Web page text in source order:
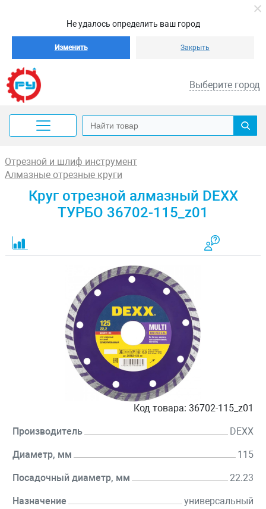
Не удалось определить ваш город
Изменить Закрыть
Выберите город
Отрезной и шлиф инструмент
Алмазные отрезные круги
Круг отрезной алмазный DEXX
ТУРБО 36702-115_z01
Код товара: 36702-115_z01
Производитель DEXX
Диаметр, мм 115
Посадочный диаметр, мм 22.23
Назначение универсальный